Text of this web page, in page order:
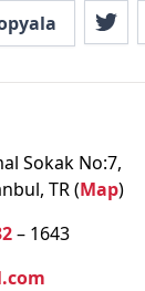
Sokak No:7,
TR (Map)
– 1643